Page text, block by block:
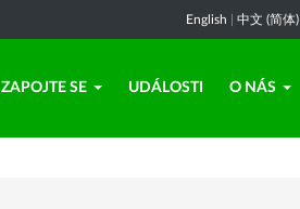
English 中文 (简体)
ZAPOJTE SE UDÁLOSTI O NÁS